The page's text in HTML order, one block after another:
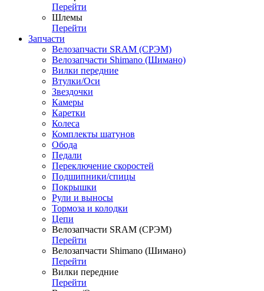
Перейти
Шлемы
Перейти
Запчасти
Велозапчасти SRAM (СРЭМ)
Велозапчасти Shimano (Шимано)
Вилки передние
Втулки/Оси
Звездочки
Камеры
Каретки
Колеса
Комплекты шатунов
Обода
Педали
Переключение скоростей
Подшипники/спицы
Покрышки
Рули и выносы
Тормоза и колодки
Цепи
Велозапчасти SRAM (СРЭМ)
Перейти
Велозапчасти Shimano (Шимано)
Перейти
Вилки передние
Перейти